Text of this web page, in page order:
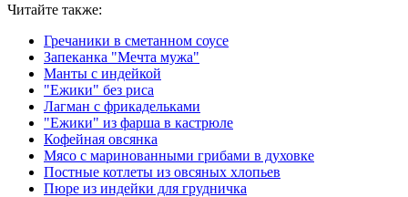
Читайте также:
Гречаники в сметанном соусе
Запеканка "Мечта мужа"
Манты с индейкой
"Ежики" без риса
Лагман с фрикадельками
"Ежики" из фарша в кастрюле
Кофейная овсянка
Мясо с маринованными грибами в духовке
Постные котлеты из овсяных хлопьев
Пюре из индейки для грудничка